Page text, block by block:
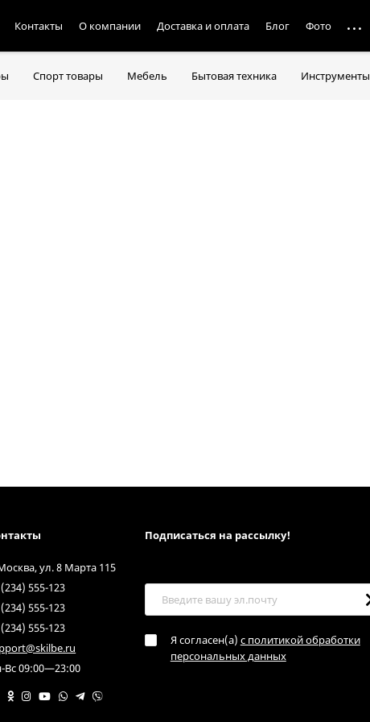
Контакты О компании Доставка и оплата Блог Фото
Спорт товары Мебель Бытовая техника Инструменты
ул. 8 Марта 115
555-123
555-123
555-123
Вс 09:00—23:00
Подписаться на рассылкy!
Я согласен(a) с политикой обработки
персональных данных